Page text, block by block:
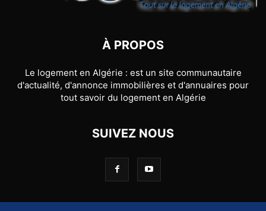
À PROPOS
Le logement en Algérie : est un site communautaire
d'actualité, d'annonce immobilières et d'annuaires pour
tout savoir du logement en Algérie
SUIVEZ NOUS